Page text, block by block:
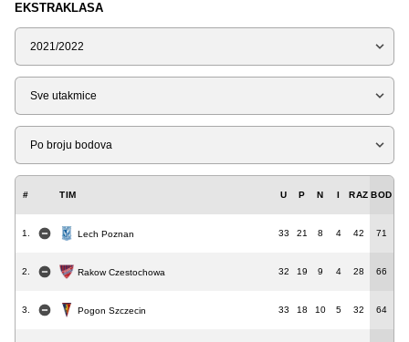
EKSTRAKLASA
Sezona
Tip
Liga
# TIM U P N I RAZ BOD
1. Lech Poznan 33 21 8 4 42 71
2. Rakow Czestochowa 32 19 9 4 28 66
3. Pogon Szczecin 33 18 10 5 32 64